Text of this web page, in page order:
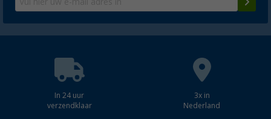
In 24 uur
verzendklaar
3x in
Nederland